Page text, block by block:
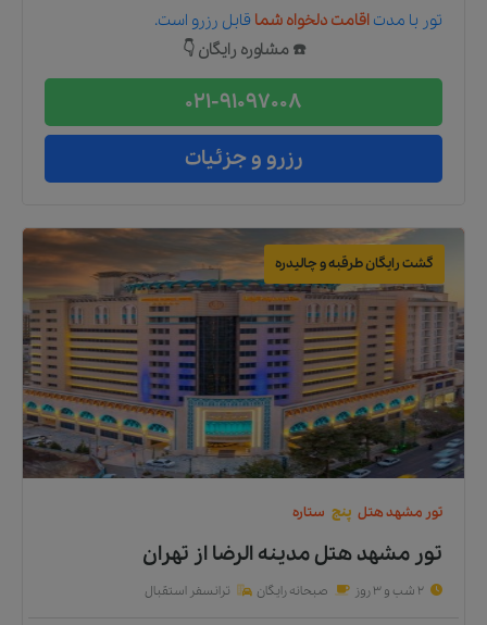
تور با مدت اقامت دلخواه شما قابل رزرو است.
☎️ مشاوره رایگان 👇
021-91097008
رزرو و جزئیات
گشت رایگان طرقبه و چالیدره
تور مشهدهتل پنج ستاره
تور مشهد هتل مدینه الرضااز تهران
2 شب و 3 روز صبحانه رایگان ترانسفر استقبال